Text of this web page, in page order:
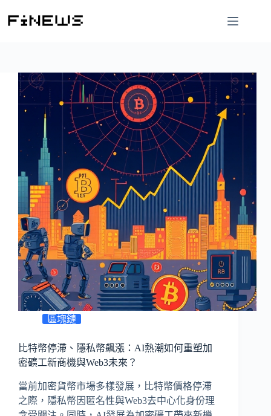
區塊鏈
比特幣停滯、隱私幣飆漲：AI熱潮如何重塑加
密礦工新商機與Web3未來？
當前加密貨幣市場多樣發展，比特幣價格停滯
之際，隱私幣因匿名性與Web3去中心化身份理